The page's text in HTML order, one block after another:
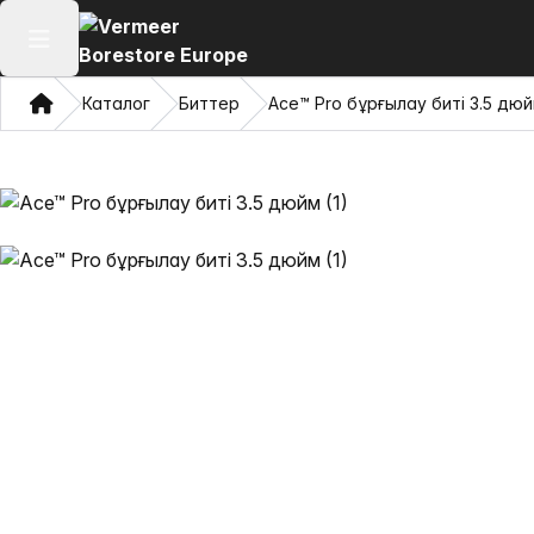
Негізгі мәзірді ашу
Үй Каталог Биттер Ace™ Pro бұрғылау биті 3.5